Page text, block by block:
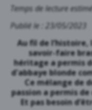
Temps de lecture
Publié le : 23/05/2023
Au fil de
savoir-faire
héritage a permis
d'abbaye blonde
Ce mélange de
passion a permis
Et pas besoin